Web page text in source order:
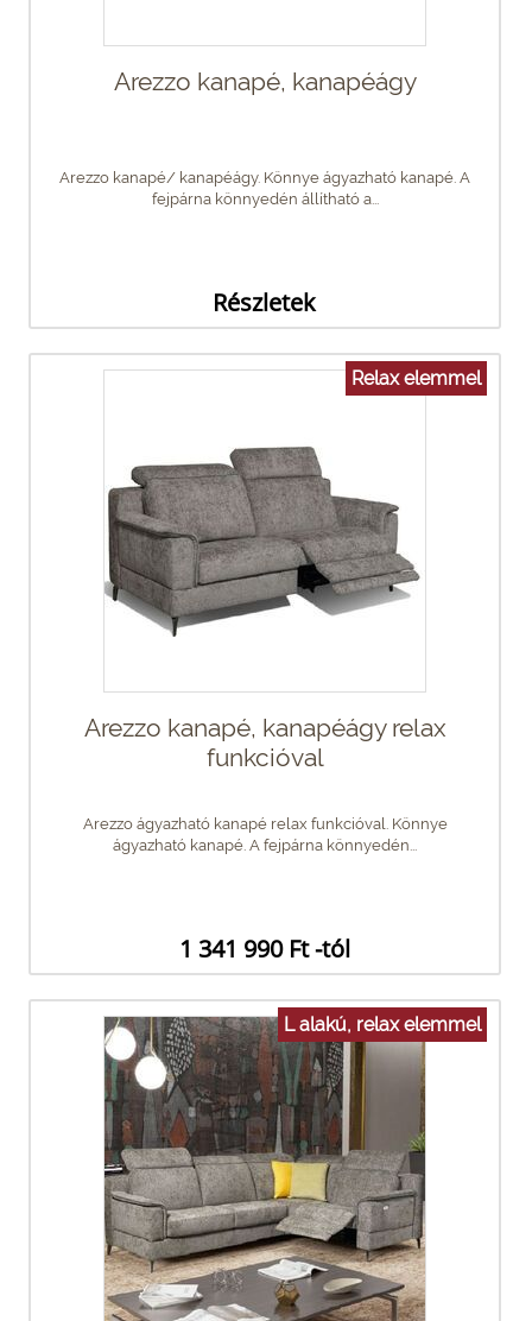
Arezzo kanapé, kanapéágy
Arezzo kanapé/ kanapéágy. Könnye ágyazható kanapé. A
fejpárna könnyedén állítható a...
Részletek
Relax elemmel
Arezzo kanapé, kanapéágy relax
funkcióval
Arezzo ágyazható kanapé relax funkcióval. Könnye
ágyazható kanapé. A fejpárna könnyedén...
1 341 990 Ft -tól
L alakú, relax elemmel